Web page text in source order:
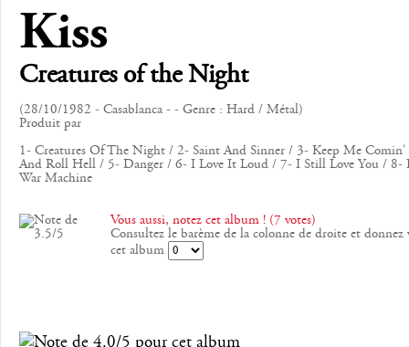
Kiss
Creatures of the Night
(28/10/1982 - Casablanca - - Genre : Hard / Métal)
Produit par
1- Creatures Of The Night / 2- Saint And Sinner / 3- Keep Me
And Roll Hell / 5- Danger / 6- I Love It Loud / 7- I Still Love You /
War Machine
Vous aussi, notez cet album ! (7 votes)
Consultez le barème de la colonne de droite et donnez
cet album